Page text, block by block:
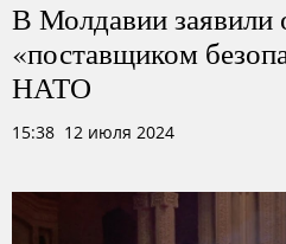
В Молдавии заявили
«поставщиком
НАТО
15:38 12 июля 2024